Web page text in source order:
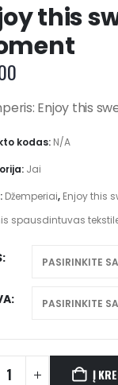
this
Enjoy this
kodas: N/A
Jai
Džemperiai, Enjoy this
spausdintuvas
Į